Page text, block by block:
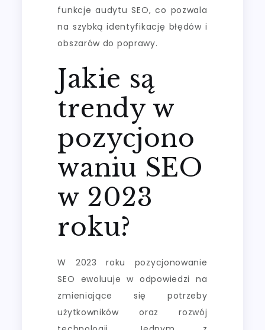
funkcje audytu SEO, co pozwala
na szybką identyfikację błędów i
obszarów do poprawy.
Jakie są
trendy w
pozycjono
waniu SEO
w 2023
roku?
W 2023 roku pozycjonowanie
SEO ewoluuje w odpowiedzi na
zmieniające się potrzeby
użytkowników oraz rozwój